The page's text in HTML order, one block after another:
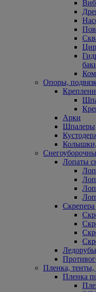
Опоры,
Арки
Шпалеры
Лопаты
Скрепера
Пленка,
Пленка